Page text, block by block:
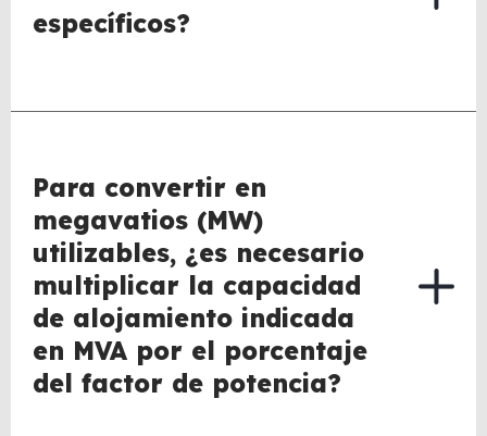
específicos?
Para convertir en
megavatios (MW)
utilizables, ¿es necesario
multiplicar la capacidad
de alojamiento indicada
en MVA por el porcentaje
del factor de potencia?